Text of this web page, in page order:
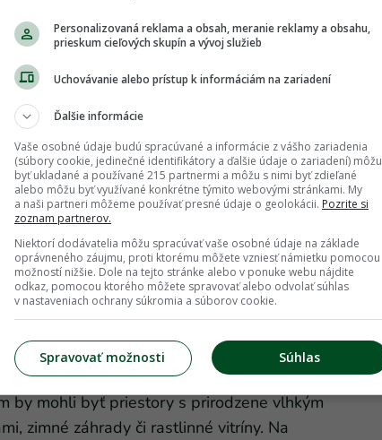
rastlinou je figovník
verzii. Na pestovanie nie je veľmi
a primerane vlhký substrát. Prílišná
jemných korienkov, sucho ich
od jeho potrieb môže byť fatálna,
by mohli byť priestory s prirodzene vlhkým
zimné záhrady či rastlinné vitríny. Na
Personalizovaná reklama a obsah, meranie reklamy a obsahu,
prieskum cieľových skupín a vývoj služieb
Uchovávanie alebo prístup k informáciám na zariadení
Ďalšie informácie
Vaše osobné údaje budú spracúvané a informácie z vášho zariadenia
(súbory cookie, jedinečné identifikátory a ďalšie údaje o zariadení) môžu
byť ukladané a používané 215 partnermi a môžu s nimi byť zdieľané
alebo môžu byť využívané konkrétne týmito webovými stránkami. My
a naši partneri môžeme používať presné údaje o geolokácii. Pozrite si
zoznam partnerov.
Niektorí dodávatelia môžu spracúvať vaše osobné údaje na základe
oprávneného záujmu, proti ktorému môžete vzniesť námietku pomocou
možností nižšie. Dole na tejto stránke alebo v ponuke webu nájdite
odkaz, pomocou ktorého môžete spravovať alebo odvolať súhlas
v nastaveniach ochrany súkromia a súborov cookie.
Súhlas
Spravovať možnosti